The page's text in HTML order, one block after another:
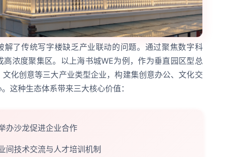
了传统写字楼缺乏产业联动的问题。通过聚焦数字科
浓度聚集区。以上海书城WE为例，作为垂直园区型总
化创意等三大产业类型企业，构建集创意办公、文化交
这种生态体系带来三大核心价值：
办沙龙促进企业合作
间技术交流与人才培训机制